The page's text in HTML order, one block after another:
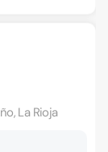
La Rioja